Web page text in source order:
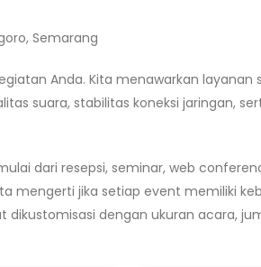
Semarang
Anda. Kita menawarkan layanan
suara, stabilitas koneksi jaringan,
dari resepsi, seminar, web
mengerti jika setiap event memiliki
dengan ukuran acara,